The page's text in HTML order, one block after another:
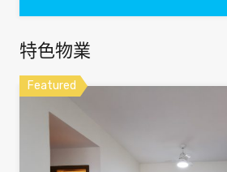
特色物業
Featured